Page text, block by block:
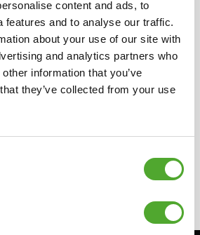
content and ads, to
features and to analyse our traffic.
about your use of our site with
and analytics partners who
information that you’ve
they’ve collected from your use
Sie bitte den Distributor
für weitere Informationen über
Verkäufer. Sie können Ihnen die
über die Verkäufer
Verfügung stellen.
```